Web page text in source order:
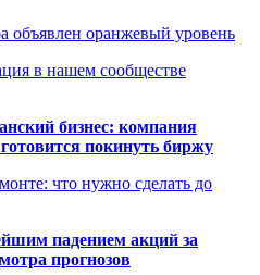
объявлен оранжевый уровень
в нашем сообществе
бизнес: компания
покинуть биржу
что нужно сделать до
падением акций за
прогнозов